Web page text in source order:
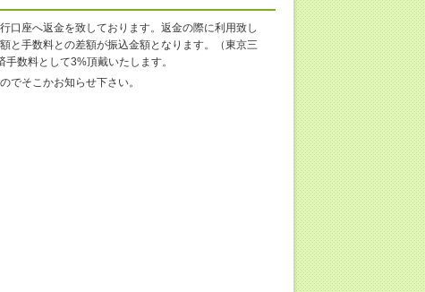
口座へ返金を致しております。返金の際に利用致し
と手数料との差額が振込金額となります。（東京三
数料として3%頂戴いたします。
でそこかお知らせ下さい。